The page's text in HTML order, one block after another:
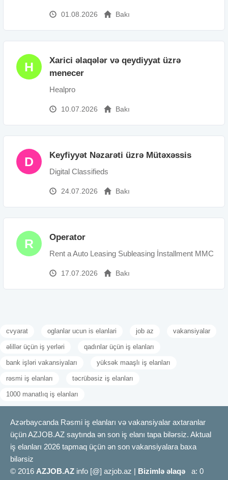
01.08.2026 Bakı
H
Xarici əlaqələr və qeydiyyat üzrə
menecer
Healpro
10.07.2026 Bakı
D Keyfiyyət Nəzarəti üzrə Mütəxəssis
Digital Classifieds
24.07.2026 Bakı
R Operator
Rent a Auto Leasing Subleasing İnstallment MMC
17.07.2026 Bakı
cvyarat oglanlar ucun is elanlari job az vakansiyalar
əlillər üçün iş yerləri qadınlar üçün iş elanları
bank işləri vakansiyaları yüksək maaşlı iş elanları
rəsmi iş elanları təcrübəsiz iş elanları
1000 manatlıq iş elanları
Azərbaycanda Rəsmi iş elanları və vakansiyalar axtaranlar
üçün AZJOB.AZ saytında ən son iş elanı tapa bilərsiz. Aktual
iş elanları 2026 tapmaq üçün ən son vakansiyalara baxa
bilərsiz
© 2016 AZJOB.AZ info [@] azjob.az | Bizimlə əlaqə a: 0